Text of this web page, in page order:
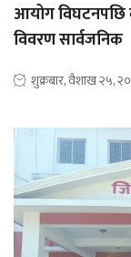
आयोग विघटनपछि
विवरण सार्वजनिक
शुक्रबार, वैशाख २५,